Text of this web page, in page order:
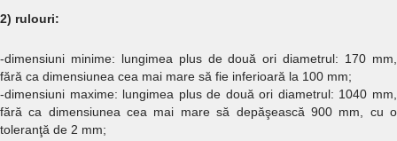
2) rulouri:
-dimensiuni minime: lungimea plus de două ori diametrul: 170 mm,
fără ca dimensiunea cea mai mare să fie inferioară la 100 mm;
-dimensiuni maxime: lungimea plus de două ori diametrul: 1040 mm,
fără ca dimensiunea cea mai mare să depăşească 900 mm, cu o
toleranţă de 2 mm;